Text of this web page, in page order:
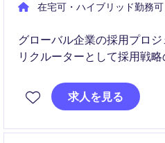
在宅可・ハイブリッド勤務可
グローバル企業の採用プロ
リクルーターとして採用戦
営業職、技術職、コーポレ
ンの採用を通じて、事業成
求人を見る